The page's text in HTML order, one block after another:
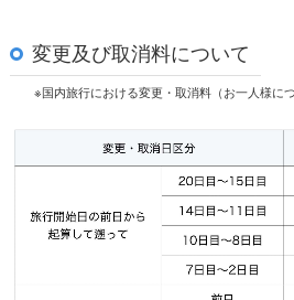
変更及び取消料について
※国内旅行における変更・取消料（お一人様に